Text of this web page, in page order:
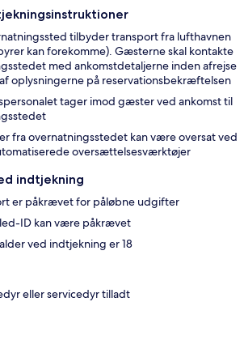
tilbyder transport fra lufthavnen
kan forekomme). Gæsterne skal kontakte
med ankomstdetaljerne inden afrejse
oplysningerne på reservationsbekræftelsen
tager imod gæster ved ankomst til
fra overnatningsstedet kan være oversat ved
oversættelsesværktøjer
indtjekning
er påkrævet for påløbne udgifter
ID kan være påkrævet
ved indtjekning er 18
eller servicedyr tilladt